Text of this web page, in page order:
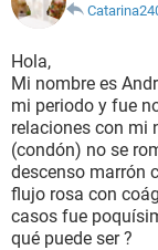
SEXUALIDAD
GLOSARIO
Hola,
Mi nombre es
mi periodo y fue
relaciones con mi
(condón) no se
descenso marrón
flujo rosa con
casos fue
qué puede ser ?